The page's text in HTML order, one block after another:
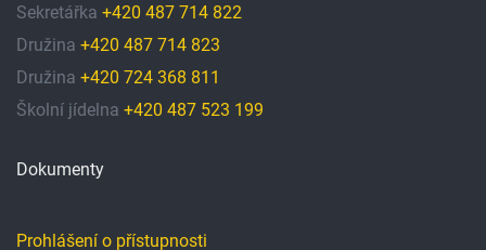
Sekretářka +420 487 714 822
Družina +420 487 714 823
Družina +420 724 368 811
Školní jídelna +420 487 523 199
Dokumenty
Prohlášení o přístupnosti